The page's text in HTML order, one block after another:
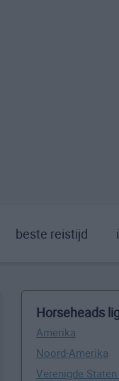
beste reistijd
Horseheads
Amerika
Noord-Amerika
Verenigde